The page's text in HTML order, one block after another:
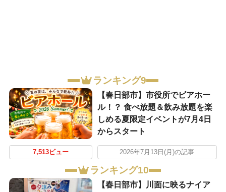
ランキング9
【春日部市】市役所でビアホー
ル！？ 食べ放題＆飲み放題を楽
しめる夏限定イベントが7月4日
からスタート
7,513ビュー 2026年7月13日(月)の記事
ランキング10
【春日部市】川面に映るナイア